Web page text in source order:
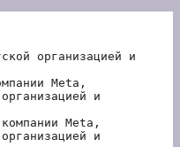
организацией и
Meta,
и
Meta,
и